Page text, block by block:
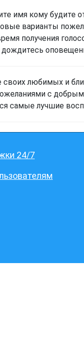
имя кому будите
варианты
получения
дождитесь
своих любимых и
с
самые лучшие
24/7